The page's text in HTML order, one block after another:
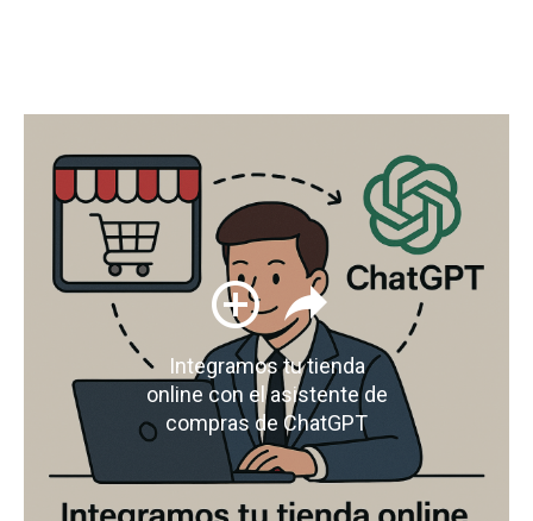
Integramos tu tienda
online con el asistente de
compras de ChatGPT